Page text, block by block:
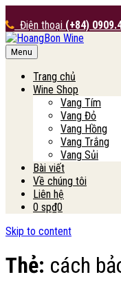
Điện thoại (+84)
HoangBon Wine
Menu
Trang chủ
Wine Shop
Vang Tím
Vang Đỏ
Vang Hồng
Vang Trắng
Vang Sủi
Bài viết
Về chúng tôi
Liên hệ
0 sp₫0
Skip to content
Thẻ: cách